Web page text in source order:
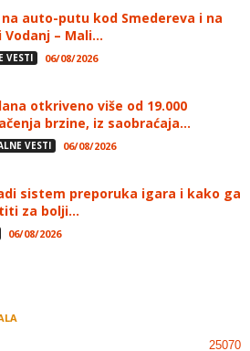
na auto-putu kod Smedereva i na
Vodanj – Mali...
VESTI 06/08/2026
otkriveno više od 19.000
brzine, iz saobraćaja...
VESTI 06/08/2026
sistem preporuka igara i kako ga
za bolji...
06/08/2026
25070